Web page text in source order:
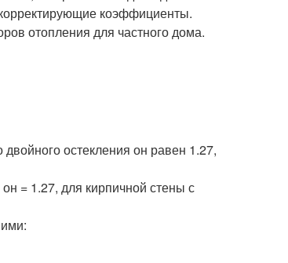
коэффициенты.
отопления для частного дома.
остекления он равен 1.27,
= 1.27, для кирпичной стены с